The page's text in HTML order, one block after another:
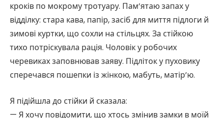
кроків по мокрому тротуару. Пам’ятаю запах у
відділку: стара кава, папір, засіб для миття підлоги й
зимові куртки, що сохли на стільцях. За стійкою
тихо потріскувала рація. Чоловік у робочих
черевиках заповнював заяву. Підліток у пуховику
сперечався пошепки із жінкою, мабуть, матір’ю.
Я підійшла до стійки й сказала:
— Я хочу повідомити, що хтось змінив замки в моїй